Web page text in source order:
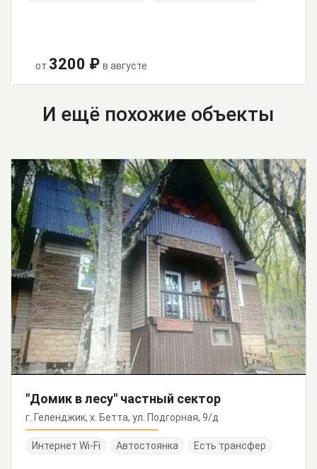
от 3200 ₽ в августе
И ещё похожие объекты
"Домик в лесу" частный сектор
г. Геленджик, х. Бетта, ул. Подгорная, 9/д
Интернет Wi-Fi Автостоянка Есть трансфер